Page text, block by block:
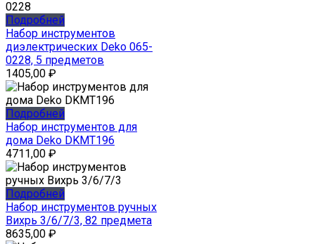
Подробней
Набор инструментов
диэлектрических Deko 065-
0228, 5 предметов
1405,00 ₽
Подробней
Набор инструментов для
дома Deko DKMT196
4711,00 ₽
Подробней
Набор инструментов ручных
Вихрь 3/6/7/3, 82 предмета
8635,00 ₽